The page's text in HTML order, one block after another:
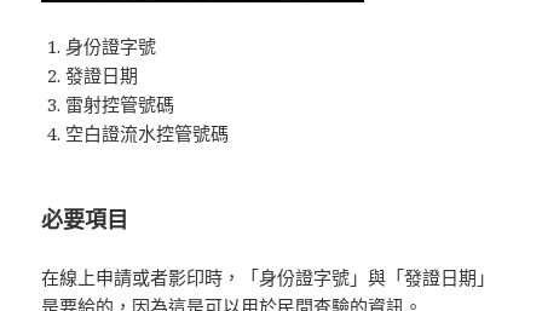
身份證字號
發證日期
雷射控管號碼
空白證流水控管號碼
必要項目
在線上申請或者影印時，「身份證字號」與「發證日期」